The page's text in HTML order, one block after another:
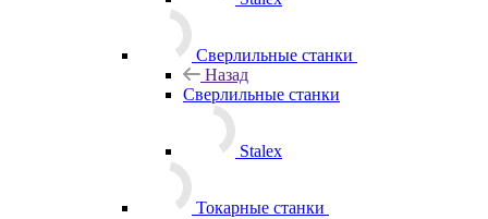
оборудование с ЧПУ
Назад
Станки и оборудование с ЧПУ
Назад